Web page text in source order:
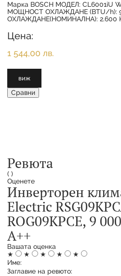
Марка BOSCH МОДЕЛ: CL6001iU
МОЩНОСТ ОХЛАЖДАНЕ (BTU/h):
ОХЛАЖДАНЕ(НОМИНАЛНА):
Цена:
1 544,00 лв.
виж
Сравни
Ревюта
( )
Оценете
Инверторен
Electric
ROG09KPCЕ, 9
А++
Вашата оценка
★
★ ★ ★
★
Име:
Заглавие на ревюто: